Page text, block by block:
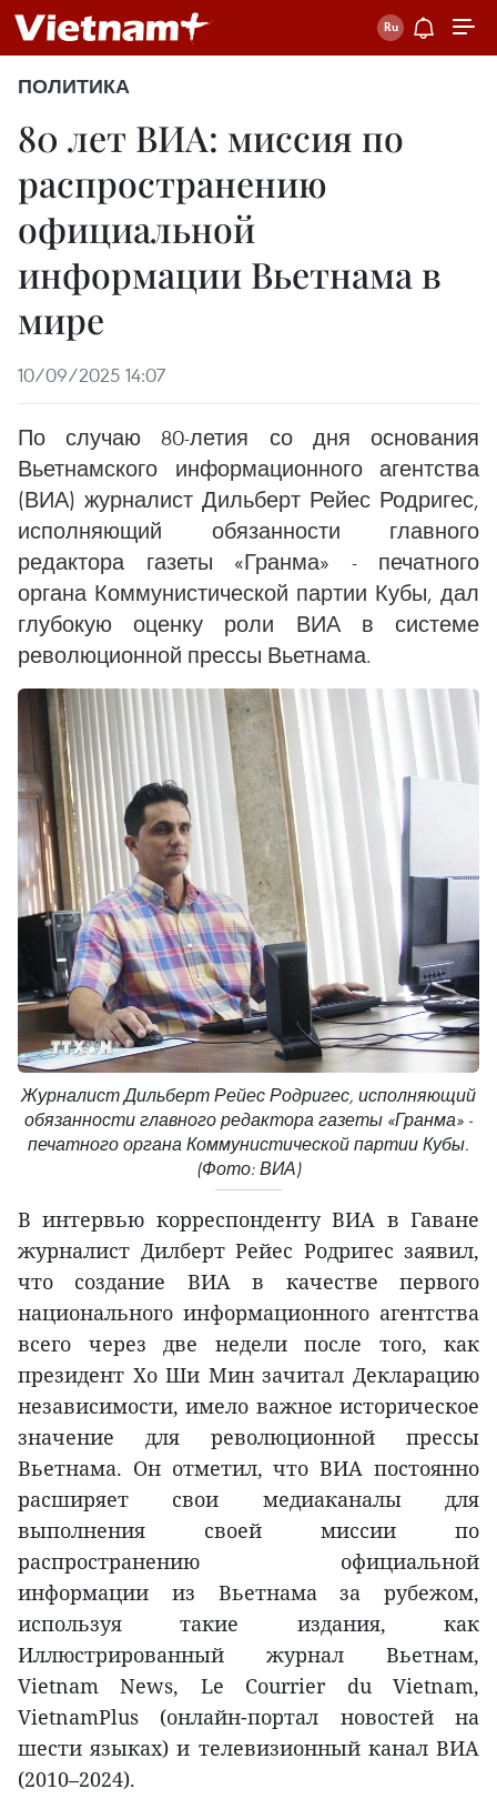
ПОЛИТИКА
80 лет ВИА: миссия по
распространению
официальной
информации Вьетнама в
мире
10/09/2025 14:07
По случаю 80-летия со дня основания
Вьетнамского информационного агентства
(ВИА) журналист Дильберт Рейес Родригес,
исполняющий обязанности главного
редактора газеты «Гранма» - печатного
органа Коммунистической партии Кубы, дал
глубокую оценку роли ВИА в системе
революционной прессы Вьетнама.
Журналист Дильберт Рейес Родригес, исполняющий
обязанности главного редактора газеты «Гранма» -
печатного органа Коммунистической партии Кубы.
(Фото: ВИА)
В интервью корреспонденту ВИА в Гаване
журналист Дилберт Рейес Родригес заявил,
что создание ВИА в качестве первого
национального информационного агентства
всего через две недели после того, как
президент Хо Ши Мин зачитал Декларацию
независимости, имело важное историческое
значение для революционной прессы
Вьетнама. Он отметил, что ВИА постоянно
расширяет свои медиаканалы для
выполнения своей миссии по
распространению официальной
информации из Вьетнама за рубежом,
используя такие издания, как
Иллюстрированный журнал Вьетнам,
Vietnam News, Le Courrier du Vietnam,
VietnamPlus (онлайн-портал новостей на
шести языках) и телевизионный канал ВИА
(2010–2024).